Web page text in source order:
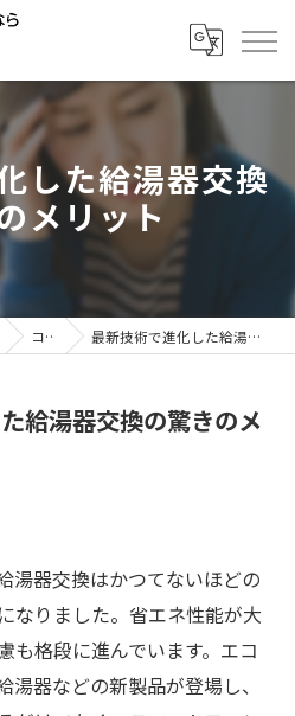
した給湯器交換
メリット
コラム 最新技術で進化した給湯器交換の驚きのメリット
給湯器交換の驚きのメ
湯器交換はかつてないほどの
なりました。省エネ性能が大
も格段に進んでいます。エコ
器などの新製品が登場し、